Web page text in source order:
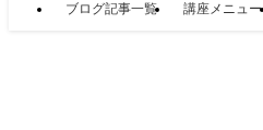
ブログ記事一覧 講座メニュー